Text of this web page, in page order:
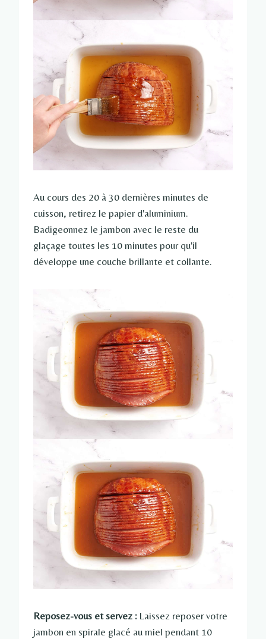
Au cours des 20 à 30 dernières minutes de
cuisson, retirez le papier d'aluminium.
Badigeonnez le jambon avec le reste du
glaçage toutes les 10 minutes pour qu'il
développe une couche brillante et collante.
Reposez-vous et servez : Laissez reposer votre
jambon en spirale glacé au miel pendant 10